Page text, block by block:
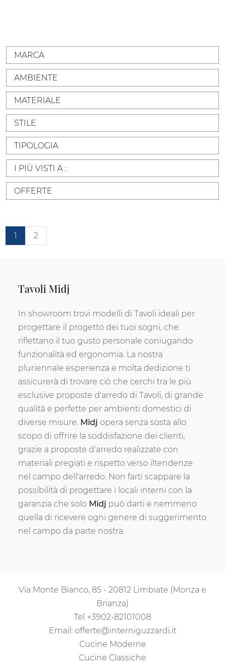
MARCA
AMBIENTE
MATERIALE
STILE
TIPOLOGIA
I PIÙ VISTI A :
OFFERTE
1 2
Tavoli Midj
In showroom trovi modelli di Tavoli ideali per
progettare il progetto dei tuoi sogni, che
riflettano il tuo gusto personale coniugando
funzionalità ed ergonomia. La nostra
pluriennale esperienza e molta dedizione ti
assicurerà di trovare ciò che cerchi tra le più
esclusive proposte d'arredo di Tavoli, di grande
qualità e perfette per ambienti domestici di
diverse misure. Midj opera senza sosta allo
scopo di offrire la soddisfazione dei clienti,
grazie a proposte d'arredo realizzate con
materiali pregiati e rispetto verso iltendenze
nel campo dell'arredo. Non farti scappare la
possibilità di progettare i locali interni con la
garanzia che solo Midj può darti e nemmeno
quella di ricevere ogni genere di suggerimento
nel campo da parte nostra.
Via Monte Bianco, 85 - 20812 Limbiate (Monza e
Brianza)
Tel +3902-82101008
Email: offerte@interniguzzardi.it
Cucine Moderne
Cucine Classiche